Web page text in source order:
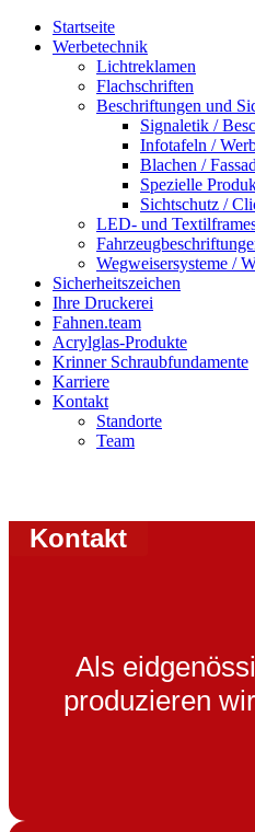
Startseite
Werbetechnik
Lichtreklamen
Flachschriften
Beschriftungen und
Signaletik /
Infotafeln /
Blachen /
Spezielle
Sichtschutz /
LED- und
Wegweisersysteme /
Sicherheitszeichen
Ihre Druckerei
Fahnen.team
Acrylglas-Produkte
Krinner Schraubfundamente
Karriere
Kontakt
Standorte
Team
Kontakt
Als
produzieren